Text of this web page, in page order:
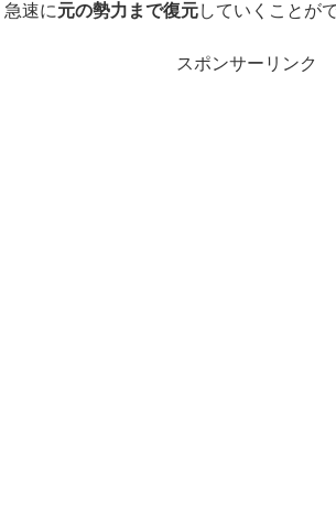
急速に元の勢力まで復元していくことが
スポンサーリンク